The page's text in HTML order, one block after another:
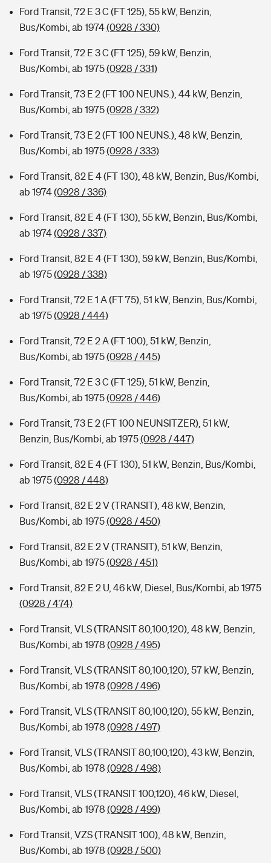
Ford Transit, 72 E 3 C (FT 125), 55 kW, Benzin,
Bus/Kombi, ab 1974(0928 / 330)
Ford Transit, 72 E 3 C (FT 125), 59 kW, Benzin,
Bus/Kombi, ab 1975(0928 / 331)
Ford Transit, 73 E 2 (FT 100 NEUNS.), 44 kW, Benzin,
Bus/Kombi, ab 1975(0928 / 332)
Ford Transit, 73 E 2 (FT 100 NEUNS.), 48 kW, Benzin,
Bus/Kombi, ab 1975(0928 / 333)
Ford Transit, 82 E 4 (FT 130), 48 kW, Benzin, Bus/Kombi,
ab 1974(0928 / 336)
Ford Transit, 82 E 4 (FT 130), 55 kW, Benzin, Bus/Kombi,
ab 1974(0928 / 337)
Ford Transit, 82 E 4 (FT 130), 59 kW, Benzin, Bus/Kombi,
ab 1975(0928 / 338)
Ford Transit, 72 E 1 A (FT 75), 51 kW, Benzin, Bus/Kombi,
ab 1975(0928 / 444)
Ford Transit, 72 E 2 A (FT 100), 51 kW, Benzin,
Bus/Kombi, ab 1975(0928 / 445)
Ford Transit, 72 E 3 C (FT 125), 51 kW, Benzin,
Bus/Kombi, ab 1975(0928 / 446)
Ford Transit, 73 E 2 (FT 100 NEUNSITZER), 51 kW,
Benzin, Bus/Kombi, ab 1975(0928 / 447)
Ford Transit, 82 E 4 (FT 130), 51 kW, Benzin, Bus/Kombi,
ab 1975(0928 / 448)
Ford Transit, 82 E 2 V (TRANSIT), 48 kW, Benzin,
Bus/Kombi, ab 1975(0928 / 450)
Ford Transit, 82 E 2 V (TRANSIT), 51 kW, Benzin,
Bus/Kombi, ab 1975(0928 / 451)
Ford Transit, 82 E 2 U, 46 kW, Diesel, Bus/Kombi, ab 1975
(0928 / 474)
Ford Transit, VLS (TRANSIT 80,100,120), 48 kW, Benzin,
Bus/Kombi, ab 1978 (0928 / 495)
Ford Transit, VLS (TRANSIT 80,100,120), 57 kW, Benzin,
Bus/Kombi, ab 1978 (0928 / 496)
Ford Transit, VLS (TRANSIT 80,100,120), 55 kW, Benzin,
Bus/Kombi, ab 1978 (0928 / 497)
Ford Transit, VLS (TRANSIT 80,100,120), 43 kW, Benzin,
Bus/Kombi, ab 1978 (0928 / 498)
Ford Transit, VLS (TRANSIT 100,120), 46 kW, Diesel,
Bus/Kombi, ab 1978 (0928 / 499)
Ford Transit, VZS (TRANSIT 100), 48 kW, Benzin,
Bus/Kombi, ab 1978 (0928 / 500)